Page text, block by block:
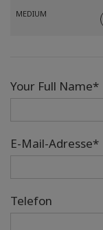
MEDIUM
Your Full Name*
E-Mail-Adresse*
Telefon